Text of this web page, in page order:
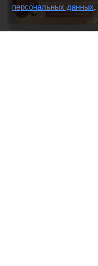
персональных данных